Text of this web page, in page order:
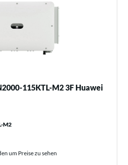
115KTL-M2 3F Huawei
M2
um Preise zu sehen